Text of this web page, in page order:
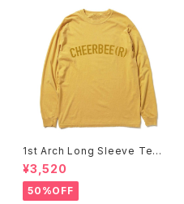
1st Arch Long Sleeve Tee
-Mustard-
¥3,520
50%OFF